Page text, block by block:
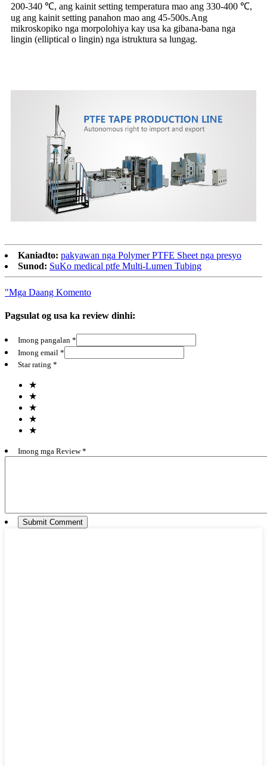
200-340 ℃, ang kainit setting temperatura mao ang 330-400 ℃,
ug ang kainit setting panahon mao ang 45-500s.Ang
mikroskopiko nga morpolohiya kay usa ka gibana-bana nga
lingin (elliptical o lingin) nga istruktura sa lungag.
Kaniadto: pakyawan nga Polymer PTFE Sheet nga presyo
Sunod: SuKo medical ptfe Multi-Lumen Tubing
"Mga Daang Komento
Pagsulat og usa ka review dinhi:
Imong pangalan *
Imong email *
Star rating *
★
★
★
★
★
Imong mga Review *